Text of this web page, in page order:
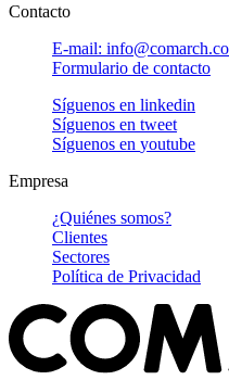
Contacto
E-mail:
Formulario de contacto
Síguenos en linkedin
Síguenos en tweet
Síguenos en youtube
Empresa
¿Quiénes somos?
Clientes
Sectores
Política de Privacidad